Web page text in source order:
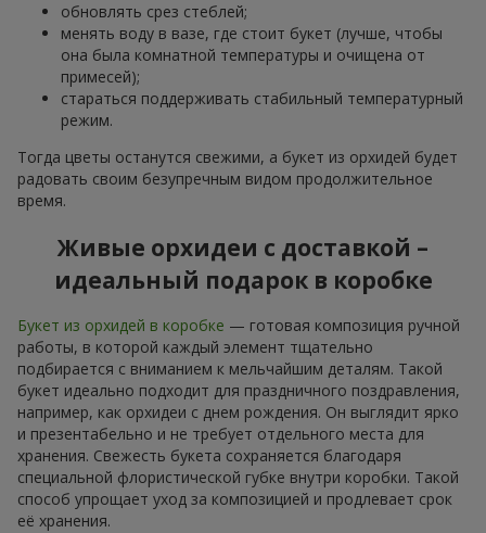
обновлять срез стеблей;
менять воду в вазе, где стоит букет (лучше, чтобы
она была комнатной температуры и очищена от
примесей);
стараться поддерживать стабильный температурный
режим.
Тогда цветы останутся свежими, а букет из орхидей будет
радовать своим безупречным видом продолжительное
время.
Живые орхидеи с доставкой –
идеальный подарок в коробке
Букет из орхидей в коробке — готовая композиция ручной
работы, в которой каждый элемент тщательно
подбирается с вниманием к мельчайшим деталям. Такой
букет идеально подходит для праздничного поздравления,
например, как орхидеи с днем рождения. Он выглядит ярко
и презентабельно и не требует отдельного места для
хранения. Свежесть букета сохраняется благодаря
специальной флористической губке внутри коробки. Такой
способ упрощает уход за композицией и продлевает срок
её хранения.